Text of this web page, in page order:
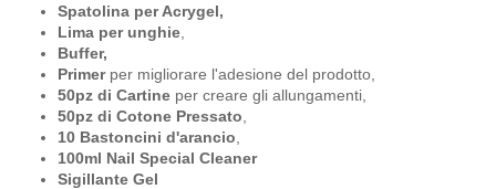
Spatolina per Acrygel,
Lima per unghie
Buffer,
Primerper migliorare l'adesione del prodotto,
50pz di Cartine per creare gli allungamenti,​
50pz di Cotone Pressato
10 Bastoncini d'arancio
100ml Nail Special Cleaner
Sigillante Gel